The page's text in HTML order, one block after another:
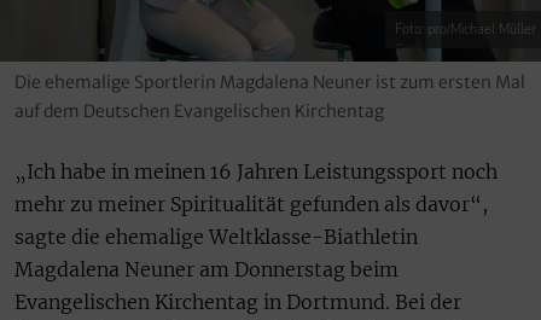
Foto: pro/Michael Müller
Die ehemalige Sportlerin Magdalena Neuner ist zum ersten Mal
auf dem Deutschen Evangelischen Kirchentag
„Ich habe in meinen 16 Jahren Leistungssport noch
mehr zu meiner Spiritualität gefunden als davor“,
sagte die ehemalige Weltklasse-Biathletin
Magdalena Neuner am Donnerstag beim
Evangelischen Kirchentag in Dortmund. Bei der